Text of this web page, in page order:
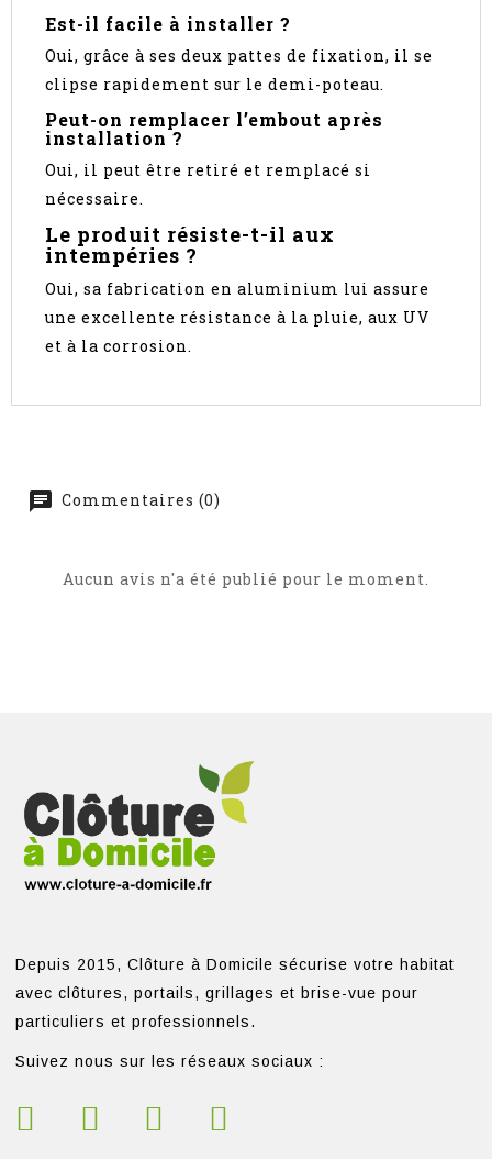
Est-il facile à installer ?
Oui, grâce à ses deux pattes de fixation, il se
clipse rapidement sur le demi-poteau.
Peut-on remplacer l’embout après
installation ?
Oui, il peut être retiré et remplacé si
nécessaire.
Le produit résiste-t-il aux
intempéries ?
Oui, sa fabrication en aluminium lui assure
une excellente résistance à la pluie, aux UV
et à la corrosion.
Commentaires (0)
Aucun avis n'a été publié pour le moment.
Depuis 2015, Clôture à Domicile sécurise votre habitat
avec clôtures, portails, grillages et brise-vue pour
particuliers et professionnels.
Suivez nous sur les réseaux sociaux :